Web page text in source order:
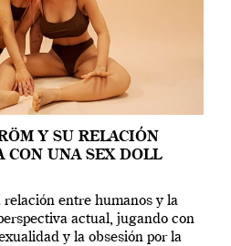
Y SU RELACIÓN
CON UNA SEX DOLL
relación entre humanos y la
actual, jugando con
y la obsesión por la